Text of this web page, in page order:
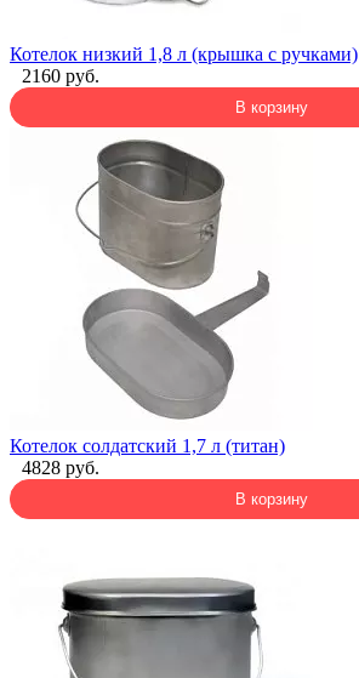
Котелок низкий 1,8 л (крышка с ручками)
2160 руб.
В корзину
Котелок солдатский 1,7 л (титан)
4828 руб.
В корзину